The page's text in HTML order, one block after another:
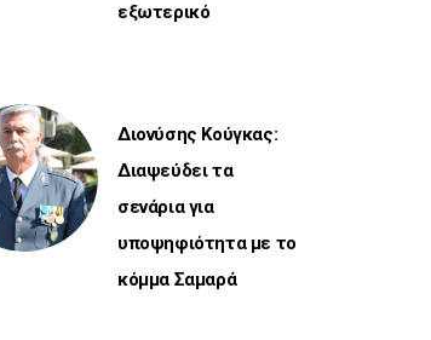
εξωτερικό
Διονύσης Κούγκας:
Διαψεύδει τα
σενάρια για
υποψηφιότητα με το
κόμμα Σαμαρά